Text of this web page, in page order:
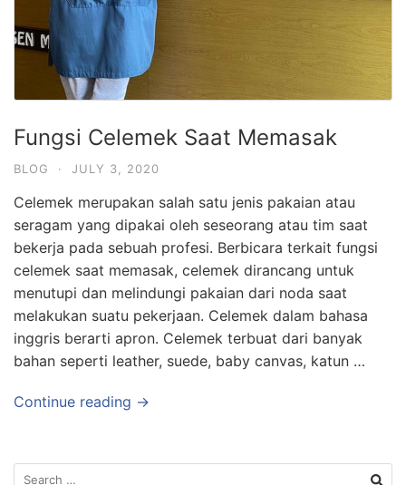
Fungsi Celemek Saat Memasak
BLOG · JULY 3, 2020
Celemek merupakan salah satu jenis pakaian atau
seragam yang dipakai oleh seseorang atau tim saat
bekerja pada sebuah profesi. Berbicara terkait fungsi
celemek saat memasak, celemek dirancang untuk
menutupi dan melindungi pakaian dari noda saat
melakukan suatu pekerjaan. Celemek dalam bahasa
inggris berarti apron. Celemek terbuat dari banyak
bahan seperti leather, suede, baby canvas, katun …
Continue reading →